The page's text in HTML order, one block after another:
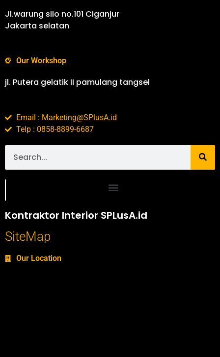
Jl.warung silo no.101 Ciganjur
Jakarta selatan
Our Workshop
jl. Putera gelatik II pamulang tangsel
Email : Marketing@SPlusA.id
Telp : 0858-8899-6687
Kontraktor Interior SPLusA.id
SiteMap
Our Location